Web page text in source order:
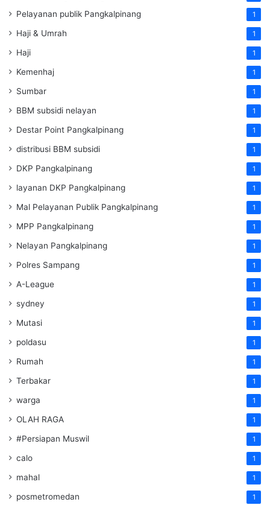
Pelayanan publik Pangkalpinang 1
Haji & Umrah 1
Haji 1
Kemenhaj 1
Sumbar 1
BBM subsidi nelayan 1
Destar Point Pangkalpinang 1
distribusi BBM subsidi 1
DKP Pangkalpinang 1
layanan DKP Pangkalpinang 1
Mal Pelayanan Publik Pangkalpinang 1
MPP Pangkalpinang 1
Nelayan Pangkalpinang 1
Polres Sampang 1
A-League 1
sydney 1
Mutasi 1
poldasu 1
Rumah 1
Terbakar 1
warga 1
OLAH RAGA 1
#Persiapan Muswil 1
calo 1
mahal 1
posmetromedan 1